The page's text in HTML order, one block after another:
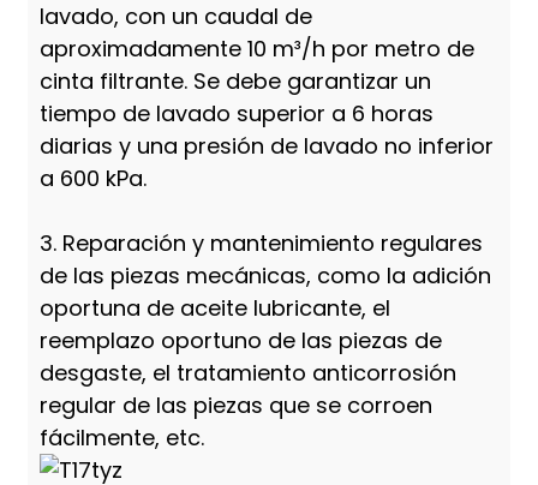
lavado, con un caudal de
aproximadamente 10 m³/h por metro de
cinta filtrante. Se debe garantizar un
tiempo de lavado superior a 6 horas
diarias y una presión de lavado no inferior
a 600 kPa.
3. Reparación y mantenimiento regulares
de las piezas mecánicas, como la adición
oportuna de aceite lubricante, el
reemplazo oportuno de las piezas de
desgaste, el tratamiento anticorrosión
regular de las piezas que se corroen
fácilmente, etc.